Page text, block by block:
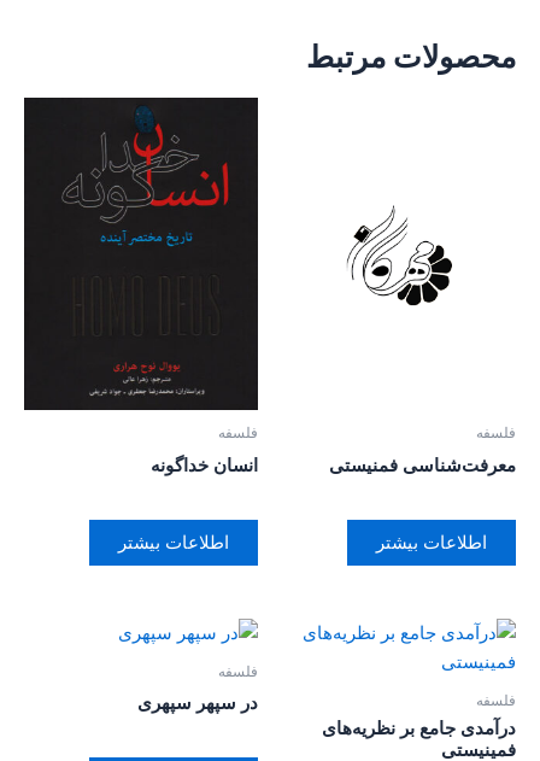
محصولات مرتبط
فلسفه
معرفت‌شناسی فمنیستی
اطلاعات بیشتر
فلسفه
انسان خداگونه
اطلاعات بیشتر
فلسفه
درآمدی جامع بر نظریه‌های
فمینیستی
فلسفه
در سپهر سپهری